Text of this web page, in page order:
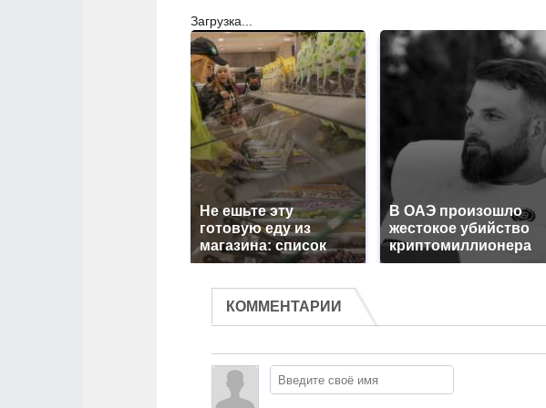
Загрузка...
Не ешьте эту
готовую еду из
магазина: список
В ОАЭ произошло
жестокое убийство
криптомиллионера
КОММЕНТАРИИ